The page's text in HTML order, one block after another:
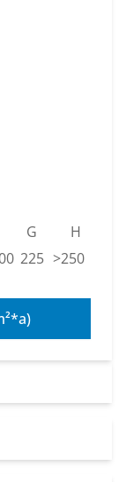
G
H
225 >250